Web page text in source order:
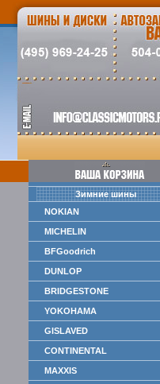
Зимние шины
NOKIAN
MICHELIN
BFGoodrich
DUNLOP
BRIDGESTONE
YOKOHAMA
GISLAVED
CONTINENTAL
MAXXIS